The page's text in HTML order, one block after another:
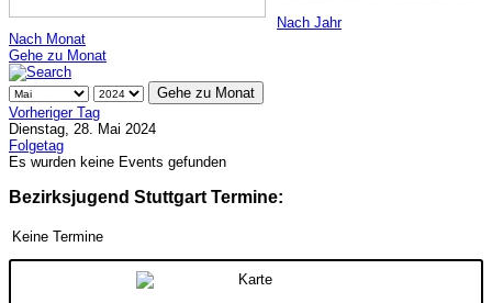
Nach Jahr
Nach Monat
Gehe zu Monat
Gehe zu Monat
Vorheriger Tag
Dienstag, 28. Mai 2024
Folgetag
Es wurden keine Events gefunden
Bezirksjugend Stuttgart Termine:
Keine Termine